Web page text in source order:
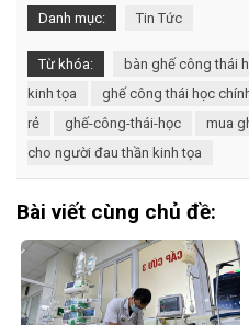
Danh mục: Tin Tức
Từ khóa: bàn ghế công thái
kinh tọa
ghế công thái học
rẻ
ghế-công-thái-học mua
cho người đau thần kinh tọa
Bài viết cùng chủ đề: